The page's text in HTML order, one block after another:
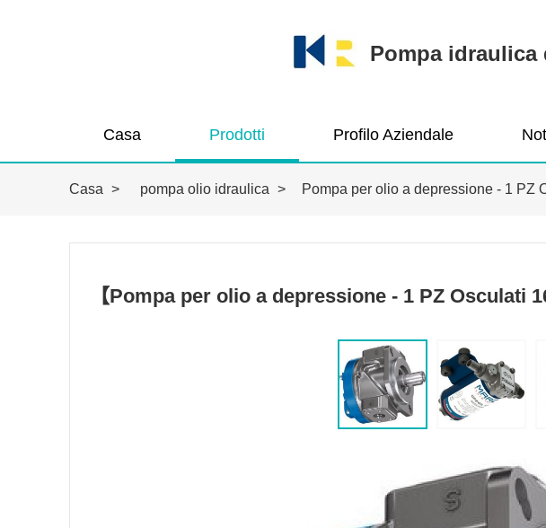
Pompa
Casa Prodotti Profilo Aziendale
Casa > pompa olio idraulica > Pompa per olio a depressione - 1 PZ
【Pompa per olio a depressione - 1 PZ Osculati